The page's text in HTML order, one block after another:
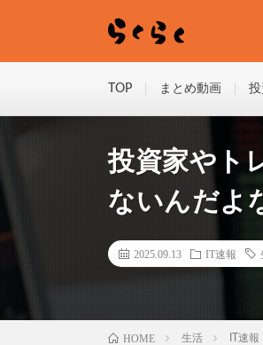
TOP まとめ動画 投
投資家やト
ないんだよ
2025.09.13 IT速報
HOME 生活 IT速報